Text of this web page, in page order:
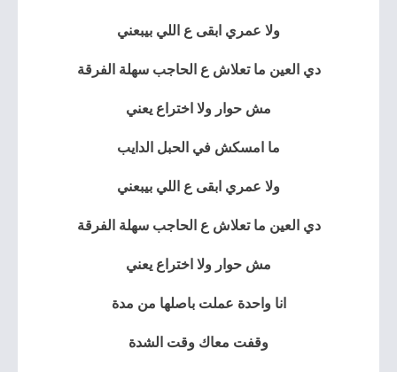
ولا عمري ابقى ع اللي بيبعني
دي العين ما تعلاش ع الحاجب سهلة الفرقة
مش حوار ولا اختراع يعني
ما امسكش في الحبل الدايب
ولا عمري ابقى ع اللي بيبعني
دي العين ما تعلاش ع الحاجب سهلة الفرقة
مش حوار ولا اختراع يعني
انا واحدة عملت باصلها من مدة
وقفت معاك وقت الشدة